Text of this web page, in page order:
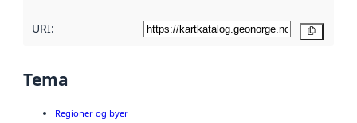
URI:
Tema
Regioner og byer